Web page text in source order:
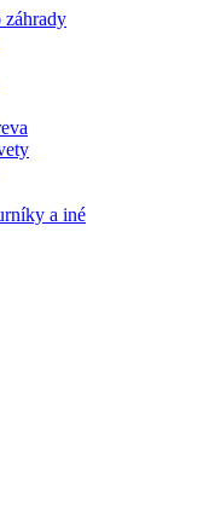
záhrady
a iné